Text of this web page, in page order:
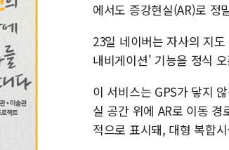
에서도 증강현실(AR)로 정
23일 네이버는 자사의 지
내비게이션' 기능을 정식
이 서비스는 GPS가 닿지
실 공간 위에 AR로 이동
적으로 표시돼, 대형 복합